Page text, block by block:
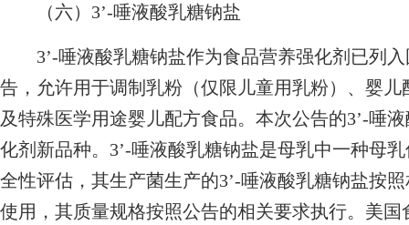
（六）3’-唾液酸乳糖钠盐
3’-唾液酸乳糖钠盐作为食品营养强化剂已列入
告，允许用于调制乳粉（仅限儿童用乳粉）、婴
及特殊医学用途婴儿配方食品。本次公告的3’-唾
化剂新品种。3’-唾液酸乳糖钠盐是母乳中一种母
全性评估，其生产菌生产的3’-唾液酸乳糖钠盐按
使用，其质量规格按照公告的相关要求执行。美